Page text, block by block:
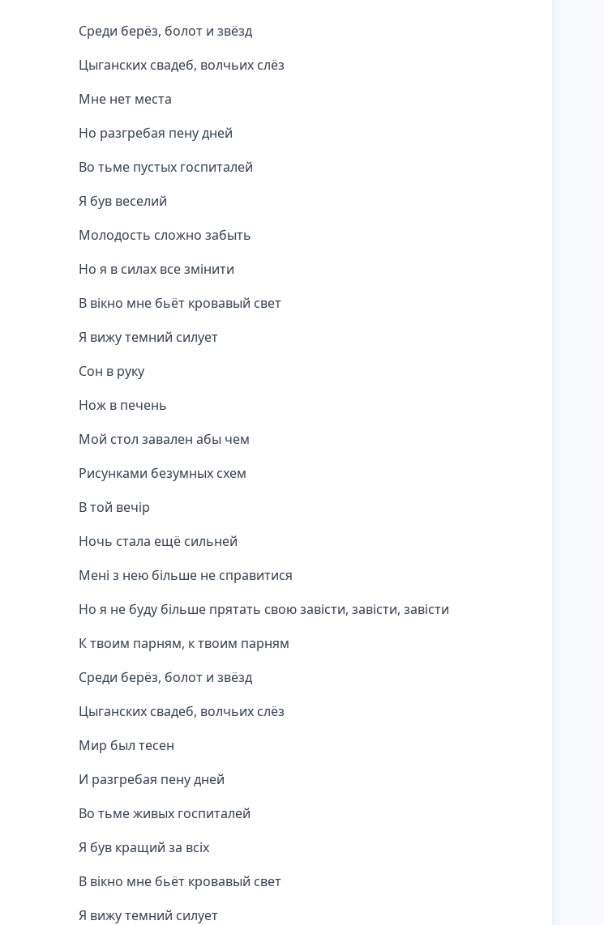
Среди берёз, болот и звёзд
Цыганских свадеб, волчьих слёз
Мне нет места
Но разгребая пену дней
Во тьме пустых госпиталей
Я був веселий
Молодость сложно забыть
Но я в силах все змінити
В вікно мне бьёт кровавый свет
Я вижу темний силует
Сон в руку
Нож в печень
Мой стол завален абы чем
Рисунками безумных схем
В той вечір
Ночь стала ещё сильней
Мені з нею більше не справитися
Но я не буду більше прятать свою завісти, завісти, завісти
К твоим парням, к твоим парням
Среди берёз, болот и звёзд
Цыганских свадеб, волчьих слёз
Мир был тесен
И разгребая пену дней
Во тьме живых госпиталей
Я був кращий за всіх
В вікно мне бьёт кровавый свет
Я вижу темний силует